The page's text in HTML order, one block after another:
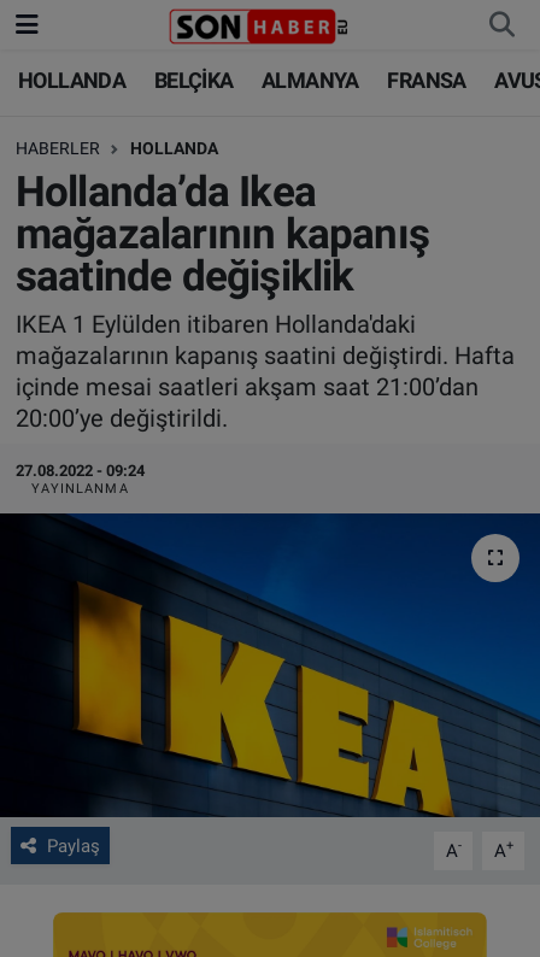
HOLLANDA BELÇİKA ALMANYA FRANSA
HABERLER HOLLANDA
Hollanda’da Ikea
mağazalarının kapanış
saatinde değişiklik
IKEA 1 Eylülden itibaren Hollanda'daki
mağazalarının kapanış saatini değiştirdi. Hafta
içinde mesai saatleri akşam saat 21:00’dan
20:00’ye değiştirildi.
27.08.2022 - 09:24
YAYINLANMA
Paylaş A- A+
HOLLANDA
BELÇİKA
ALMANYA
FRANSA
AVUSTURYA
SAĞLIK - YAŞAM
BİLİM-TEKNOLOJİ
HOLLANDA
BELÇİKA
ALMANYA
TÜRKİYE
DÜNYA
BİLİM-TEKNOLOJİ
SAĞLIK
FOTO GALERİ
VIDEO GALERİ
ALGEMENE VOORWAARDEN
Çerez Politikası
Nöbetçi Eczaneler
Hava Durumu
Trafik Durumu
Süper Lig Puan Durumu ve Fikstür
Tüm Manşetler
Son Dakika Haberleri
Haber Arşivi